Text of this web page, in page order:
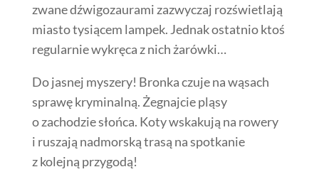
zwane dźwigozaurami zazwyczaj rozświetlają
miasto tysiącem lampek. Jednak ostatnio ktoś
regularnie wykręca z nich żarówki…
Do jasnej myszery! Bronka czuje na wąsach
sprawę kryminalną. Żegnajcie pląsy
o zachodzie słońca. Koty wskakują na rowery
i ruszają nadmorską trasą na spotkanie
z kolejną przygodą!